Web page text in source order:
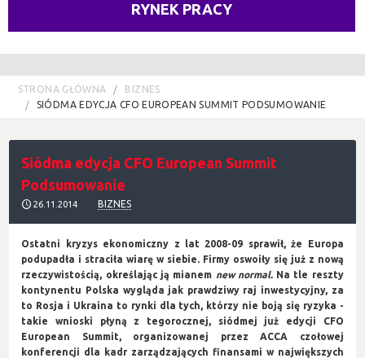
RYNEK PRACY
STRONA GŁÓWNA
BIZNES
SIÓDMA EDYCJA CFO EUROPEAN SUMMIT PODSUMOWANIE
Siódma edycja CFO European Summit
Podsumowanie
26.11.2014 BIZNES
Ostatni kryzys ekonomiczny z lat 2008-09 sprawił, że Europa
podupadła i straciła wiarę w siebie. Firmy oswoiły się już z nową
rzeczywistością, określając ją mianem new normal.Na tle reszty
kontynentu Polska wygląda jak prawdziwy raj inwestycyjny, za
to Rosja i Ukraina to rynki dla tych, którzy nie boją się ryzyka -
takie wnioski płyną z tegorocznej, siódmej już edycji CFO
European Summit, organizowanej przez ACCA czołowej
konferencji dla kadr zarządzających finansami w największych